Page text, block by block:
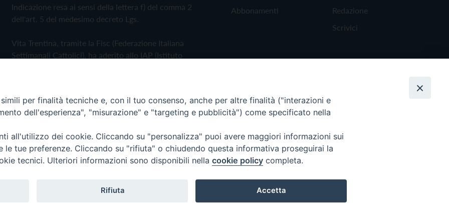
Indicazione resa ai sensi della lettera f) del comma 2
dell'art. 5 del medesimo decreto Lgs.
Vita Trentina, tramite la Fisc (Federazione Italiana
Settimanali Cattolici), ha aderito allo IAP (Istituto
Privacy Policy Cookie Policy
Abbonamenti
Redazione
Scrivici
Editrice
per finalità tecniche e, con il tuo consenso, anche per altre finalità ("interazioni e
dell'esperienza", "misurazione" e "targeting e pubblicità") come specificato nella
all'utilizzo dei cookie. Cliccando su "personalizza" puoi avere maggiori informazioni sui
le tue preferenze. Cliccando su "rifiuta" o chiudendo questa informativa proseguirai la
tecnici. Ulteriori informazioni sono disponibili nella cookie policy completa.
Rifiuta Accetta